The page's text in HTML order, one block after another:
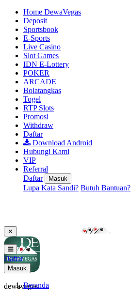
Home DewaVegas
Deposit
Sportsbook
E-Sports
Live Casino
Slot Games
IDN E-Lottery
POKER
ARCADE
Bolatangkas
Togel
RTP Slots
Promosi
Withdraw
Daftar
Download Android
Hubungi Kami
VIP
Referral
Daftar
Masuk
Lupa Kata Sandi? Butuh Bantuan?
✕
dewavegas
Daftar
Masuk
Beranda